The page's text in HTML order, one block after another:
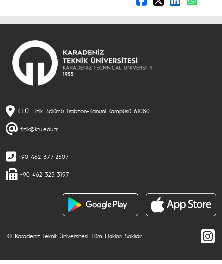
K.T.Ü. Fizik Bölümü Trabzon-Kanuni Kampüsü 61080
fizik@ktu.edu.tr
+90 462 377 2507
+90 462 325 3197
© Karadeniz Teknik Üniversitesi. Tüm Hakları Saklıdır